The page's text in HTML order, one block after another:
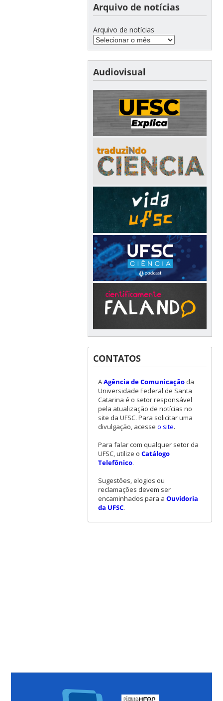
Arquivo de notícias
Arquivo de notícias
Audiovisual
CONTATOS
AAgência de Comunicaçãoda
Universidade Federal de Santa
Catarina é o setor responsável
pela atualização de notícias no
site da UFSC. Para solicitar uma
divulgação, acesse o site.
Para falar com qualquer setor da
UFSC, utilize o Catálogo
Telefônico.
Sugestões, elogios ou
reclamações devem ser
encaminhados para a Ouvidoria
da UFSC.